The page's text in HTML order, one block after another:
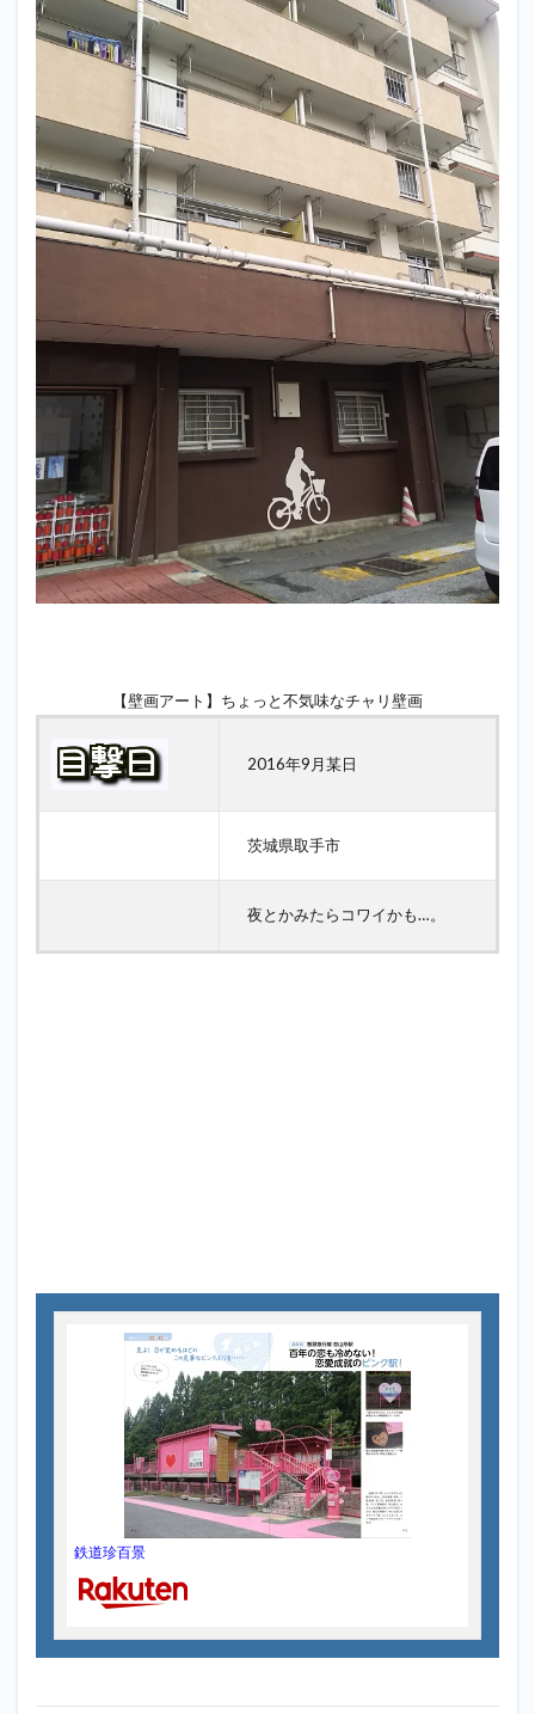
【壁画アート】ちょっと不気味なチャリ壁画
2016年9月某日
茨城県取手市
夜とかみたらコワイかも…。
鉄道珍百景